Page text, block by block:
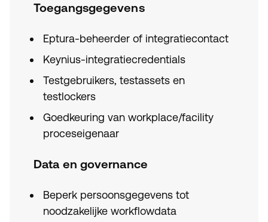
Toegangsgegevens
Eptura-beheerder of integratiecontact
Keynius-integratiecredentials
Testgebruikers, testassets en
testlockers
Goedkeuring van workplace/facility
proceseigenaar
Data en governance
Beperk persoonsgegevens tot
noodzakelijke workflowdata